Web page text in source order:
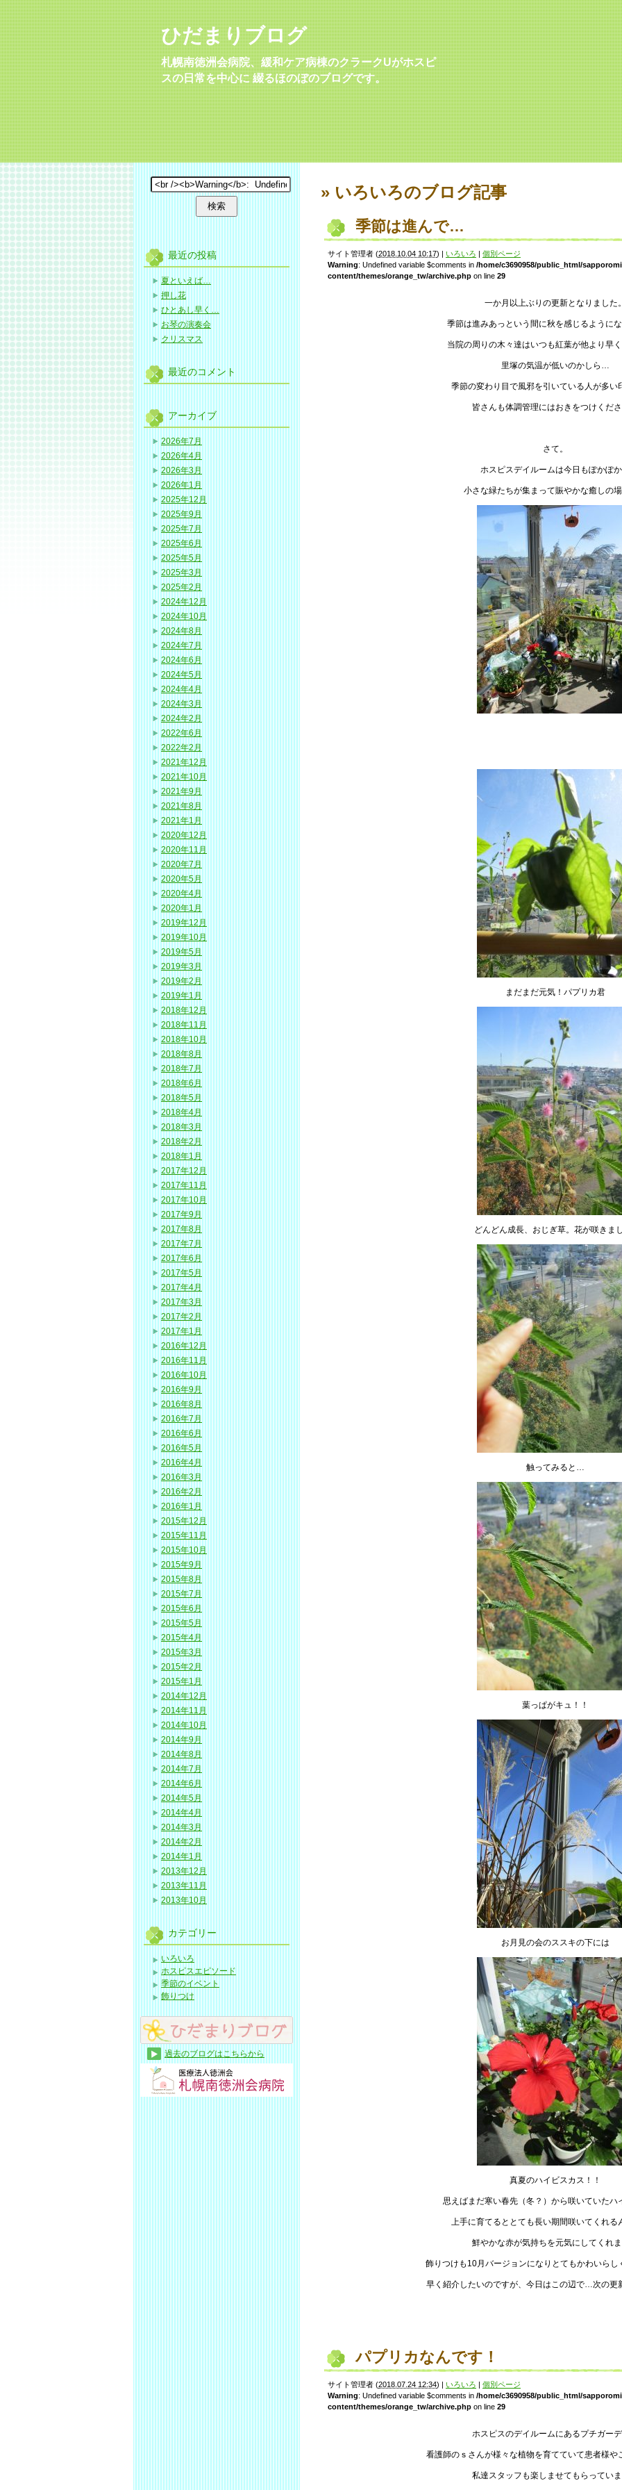
ひだまりブログ
札幌南徳洲会病院、緩和ケア病棟のクラークUがホスピ
スの日常を中心に 綴るほのぼのブログです。
» いろいろのブログ記事
季節は進んで…
サイト管理者 (2018.10.04 10:17) | いろいろ | 個別ページ
Warning: Undefined variable $comments in /home/c3690958/public_html/
content/themes/orange_tw/archive.php on line 29
一か月以上ぶりの更新となりました
季節は進みあっという間に秋を感じるように
当院の周りの木々達はいつも紅葉が他より早
里塚の気温が低いのかしら…
季節の変わり目で風邪を引いている人が多い
皆さんも体調管理にはおきをつけくだ
さて。
ホスピスデイルームは今日もぽかぽ
小さな緑たちが集まって賑やかな癒しの
まだまだ元気！パプリカ君
どんどん成長、おじぎ草。花が咲きま
触ってみると…
葉っぱがキュ！！
お月見の会のススキの下には
真夏のハイビスカス！！
思えばまだ寒い春先（冬？）から咲いていたハ
上手に育てるととても長い期間咲いてくれる
鮮やかな赤が気持ちを元気にしてくれ
飾りつけも10月バージョンになりとてもかわいらし
早く紹介したいのですが、今日はこの辺で…次の更
パプリカなんです！
サイト管理者 (2018.07.24 12:34) | いろいろ | 個別ページ
Warning: Undefined variable $comments in /home/c3690958/public_html/
content/themes/orange_tw/archive.php on line 29
ホスピスのデイルームにあるプチガー
看護師のｓさんが様々な植物を育てていて患者様や
私達スタッフも楽しませてもらってい
最近の投稿
夏といえば…
押し花
ひとあし早く…
お琴の演奏会
クリスマス
最近のコメント
アーカイブ
2026年7月
2026年4月
2026年3月
2026年1月
2025年12月
2025年9月
2025年7月
2025年6月
2025年5月
2025年3月
2025年2月
2024年12月
2024年10月
2024年8月
2024年7月
2024年6月
2024年5月
2024年4月
2024年3月
2024年2月
2022年6月
2022年2月
2021年12月
2021年10月
2021年9月
2021年8月
2021年1月
2020年12月
2020年11月
2020年7月
2020年5月
2020年4月
2020年1月
2019年12月
2019年10月
2019年5月
2019年3月
2019年2月
2019年1月
2018年12月
2018年11月
2018年10月
2018年8月
2018年7月
2018年6月
2018年5月
2018年4月
2018年3月
2018年2月
2018年1月
2017年12月
2017年11月
2017年10月
2017年9月
2017年8月
2017年7月
2017年6月
2017年5月
2017年4月
2017年3月
2017年2月
2017年1月
2016年12月
2016年11月
2016年10月
2016年9月
2016年8月
2016年7月
2016年6月
2016年5月
2016年4月
2016年3月
2016年2月
2016年1月
2015年12月
2015年11月
2015年10月
2015年9月
2015年8月
2015年7月
2015年6月
2015年5月
2015年4月
2015年3月
2015年2月
2015年1月
2014年12月
2014年11月
2014年10月
2014年9月
2014年8月
2014年7月
2014年6月
2014年5月
2014年4月
2014年3月
2014年2月
2014年1月
2013年12月
2013年11月
2013年10月
カテゴリー
いろいろ
ホスピスエピソード
季節のイベント
飾りつけ
過去のブログはこちらから